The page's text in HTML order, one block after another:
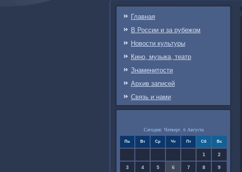
Главная
В России и за рубежом
Новости культуры
Кино, музыка, театр
Знаменитости
Архив записей
Связь и нами
Сегодня: Четверг, 6 Августа
Пн Вт Ср Чт Пт Сб Вс
1 2
3 4 5 6 7 8 9